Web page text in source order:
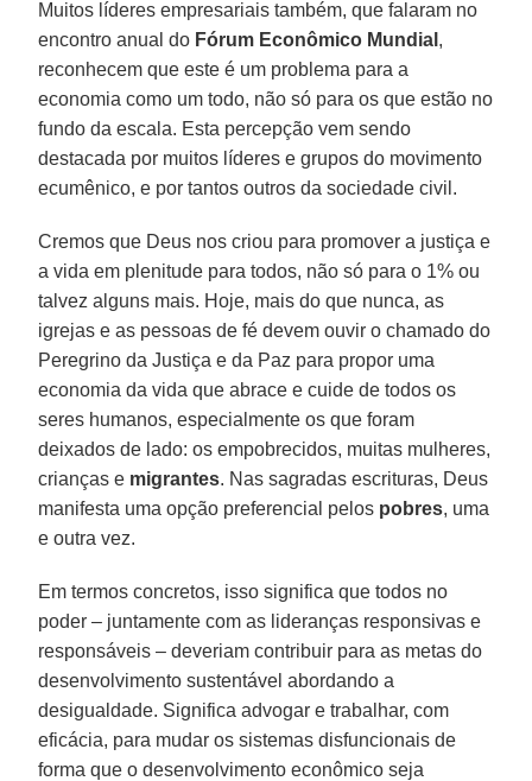
Muitos líderes empresariais também, que falaram no
encontro anual do Fórum Econômico Mundial ,
reconhecem que este é um problema para a
economia como um todo, não só para os que estão no
fundo da escala. Esta percepção vem sendo
destacada por muitos líderes e grupos do movimento
ecumênico, e por tantos outros da sociedade civil.
Cremos que Deus nos criou para promover a justiça e
a vida em plenitude para todos, não só para o 1% ou
talvez alguns mais. Hoje, mais do que nunca, as
igrejas e as pessoas de fé devem ouvir o chamado do
Peregrino da Justiça e da Paz para propor uma
economia da vida que abrace e cuide de todos os
seres humanos, especialmente os que foram
deixados de lado: os empobrecidos, muitas mulheres,
crianças e migrantes. Nas sagradas escrituras, Deus
manifesta uma opção preferencial pelos pobres, uma
e outra vez.
Em termos concretos, isso significa que todos no
poder – juntamente com as lideranças responsivas e
responsáveis – deveriam contribuir para as metas do
desenvolvimento sustentável abordando a
desigualdade. Significa advogar e trabalhar, com
eficácia, para mudar os sistemas disfuncionais de
forma que o desenvolvimento econômico seja